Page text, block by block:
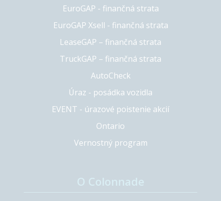
EuroGAP - finančná strata
EuroGAP Xsell - finančná strata
LeaseGAP – finančná strata
TruckGAP – finančná strata
AutoCheck
Úraz - posádka vozidla
EVENT - úrazové poistenie akcií
Ontario
Vernostný program